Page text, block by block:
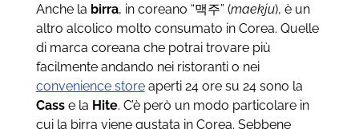
Anche la birra, in coreano “맥주” (maekju), è un
altro alcolico molto consumato in Corea. Quelle
di marca coreana che potrai trovare più
facilmente andando nei ristoranti o nei
convenience storeaperti 24 ore su 24 sono la
Casse la Hite. C’è però un modo particolare in
cui la birra viene gustata in Corea. Sebbene